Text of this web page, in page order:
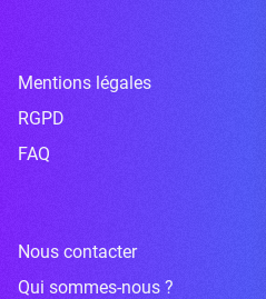
Mentions légales
RGPD
FAQ
Nous contacter
Qui sommes-nous ?